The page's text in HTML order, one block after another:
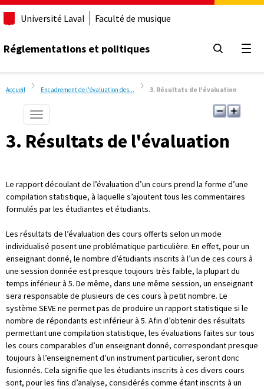
Université Laval Faculté de musique
Réglementations et politiques
Accueil Encadrement de l'évaluation des... 3. Résultats de l'évaluation
Afficher/Cacher le menu de navigation vertical
3. Résultats de l'évaluation
Le rapport découlant de l’évaluation d’un cours prend la forme d’une
compilation statistique, à laquelle s’ajoutent tous les commentaires
formulés par les étudiantes et étudiants.
Les résultats de l’évaluation des cours offerts selon un mode
individualisé posent une problématique particulière. En effet, pour un
enseignant donné, le nombre d’étudiants inscrits à l’un de ces cours à
une session donnée est presque toujours très faible, la plupart du
temps inférieur à 5. De même, dans une même session, un enseignant
sera responsable de plusieurs de ces cours à petit nombre. Le
système SEVE ne permet pas de produire un rapport statistique si le
nombre de répondants est inférieur à 5. Afin d’obtenir des résultats
permettant une compilation statistique, les évaluations faites sur tous
les cours comparables d’un enseignant donné, correspondant presque
toujours à l’enseignement d’un instrument particulier, seront donc
fusionnés. Cela signifie que les étudiants inscrits à ces divers cours
sont, pour les fins d’analyse, considérés comme étant inscrits à un